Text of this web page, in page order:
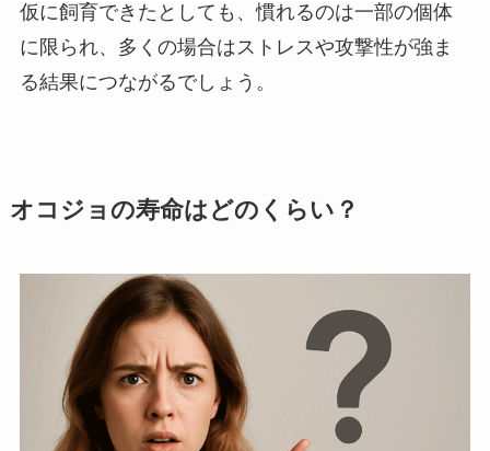
仮に飼育できたとしても、慣れるのは一部の個体
に限られ、多くの場合はストレスや攻撃性が強ま
る結果につながるでしょう。
オコジョの寿命はどのくらい？